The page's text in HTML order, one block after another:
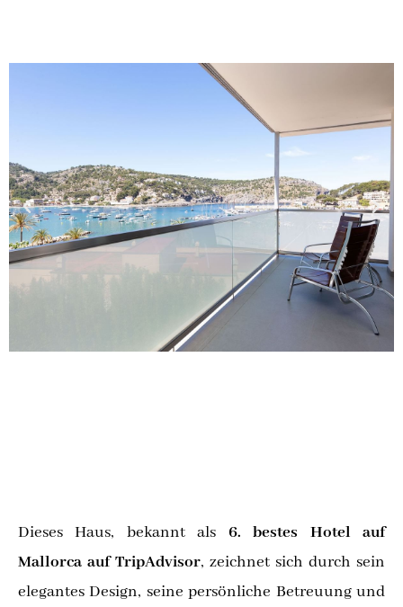
Dieses Haus, bekannt als 6. bestes Hotel auf
Mallorca auf TripAdvisor, zeichnet sich durch sein
elegantes Design, seine persönliche Betreuung und